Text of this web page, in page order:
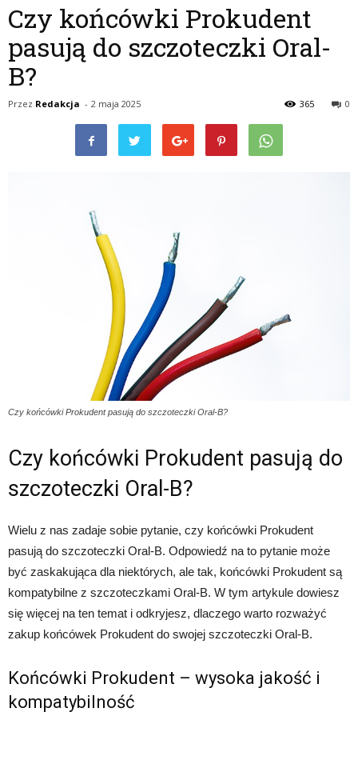
Czy końcówki Prokudent
pasują do szczoteczki Oral-
B?
Przez Redakcja - 2 maja 2025 0
365
Czy końcówki Prokudent pasują do szczoteczki Oral-B?
Czy końcówki Prokudent pasują do
szczoteczki Oral-B?
Wielu z nas zadaje sobie pytanie, czy końcówki Prokudent
pasują do szczoteczki Oral-B. Odpowiedź na to pytanie może
być zaskakująca dla niektórych, ale tak, końcówki Prokudent są
kompatybilne z szczoteczkami Oral-B. W tym artykule dowiesz
się więcej na ten temat i odkryjesz, dlaczego warto rozważyć
zakup końcówek Prokudent do swojej szczoteczki Oral-B.
Końcówki Prokudent – wysoka jakość i
kompatybilność